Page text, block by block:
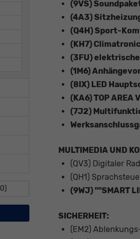
(9VS)
(4A3)
(Q4H) Sport-
(KH7)
(3FU)
(1M6)
(8IX) LED
(KA6) TOP AREA
(7J2)
MULTIMEDIA UND
(QV3) Digitaler
(QH1)
(9WJ) ""SMART
SICHERHEIT:
(EM2)
0)